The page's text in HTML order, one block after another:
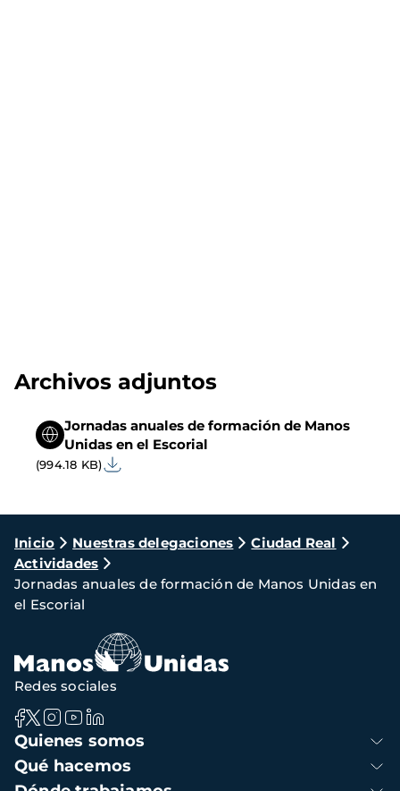
Archivos adjuntos
Jornadas anuales de formación de Manos
Unidas en el Escorial
(994.18 KB)
Ruta
de
navegación
Inicio Nuestras delegaciones
Ciudad Real
Actividades
Jornadas anuales de formación de Manos Unidas en
el Escorial
Navegación
principal
Quienes somos
Qué hacemos
Redes sociales